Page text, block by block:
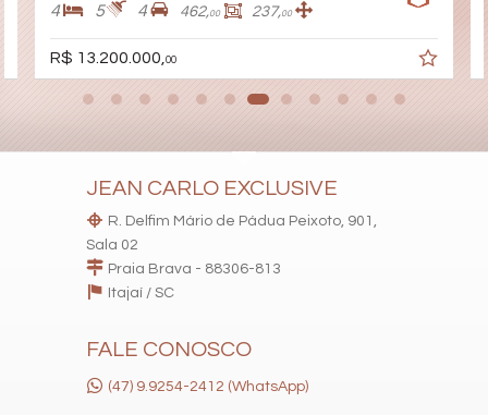
4 5 4 462,00 237,00
R$ 13.200.000, 00
JEAN CARLO EXCLUSIVE
R. Delfim Mário de Pádua Peixoto, 901,
Sala 02
Praia Brava - 88306-813
Itajaí / SC
FALE CONOSCO
(47) 9.9254-2412 (WhatsApp)